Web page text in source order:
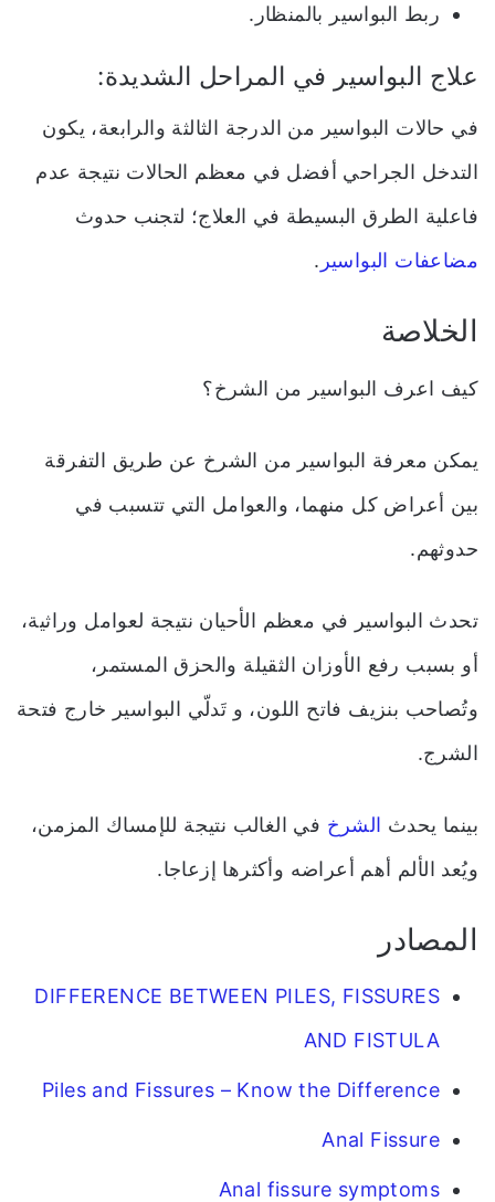
ربط البواسير بالمنظار.
علاج البواسير في المراحل الشديدة:
في حالات البواسير من الدرجة الثالثة والرابعة، يكون
التدخل الجراحي أفضل في معظم الحالات نتيجة عدم
فاعلية الطرق البسيطة في العلاج؛ لتجنب حدوث
مضاعفات البواسير .
الخلاصة
كيف اعرف البواسير من الشرخ؟
يمكن معرفة البواسير من الشرخ عن طريق التفرقة
بين أعراض كل منهما، والعوامل التي تتسبب في
حدوثهم.
تحدث البواسير في معظم الأحيان نتيجة لعوامل وراثية،
أو بسبب رفع الأوزان الثقيلة والحزق المستمر،
وتُصاحب بنزيف فاتح اللون، و تَدلّي البواسير خارج فتحة
الشرج.
بينما يحدث الشرخ في الغالب نتيجة للإمساك المزمن،
ويُعد الألم أهم أعراضه وأكثرها إزعاجا.
المصادر
DIFFERENCE BETWEEN PILES, FISSURES
AND FISTULA
Piles and Fissures – Know the Difference
Anal Fissure
Anal fissure symptoms